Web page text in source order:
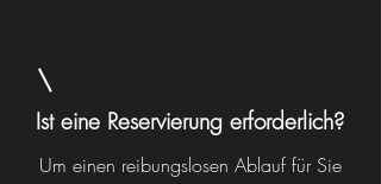
Ist eine Reservierung erforderlich?
Um einen reibungslosen Ablauf für Sie